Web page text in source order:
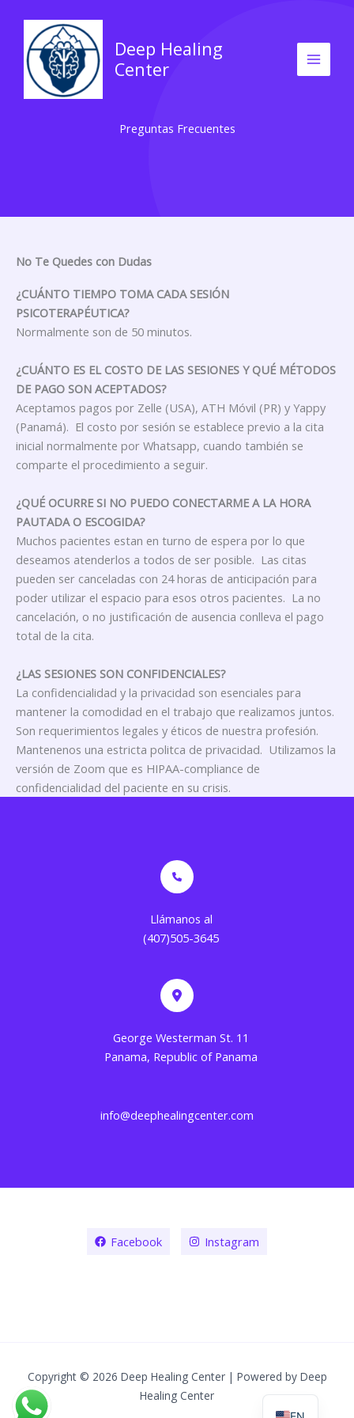
content
Deep Healing
Center
Preguntas Frecuentes
No Te Quedes con Dudas ​
¿CUÁNTO TIEMPO TOMA CADA SESIÓN
PSICOTERAPÉUTICA?
Normalmente son de 50 minutos.
¿CUÁNTO ES EL COSTO DE LAS SESIONES Y QUÉ MÉTODOS
DE PAGO SON ACEPTADOS?
Aceptamos pagos por Zelle (USA), ATH Móvil (PR) y Yappy
(Panamá). El costo por sesión se establece previo a la cita
inicial normalmente por Whatsapp, cuando también se
comparte el procedimiento a seguir.
¿QUÉ OCURRE SI NO PUEDO CONECTARME A LA HORA
PAUTADA O ESCOGIDA?
Muchos pacientes estan en turno de espera por lo que
deseamos atenderlos a todos de ser posible. Las citas
pueden ser canceladas con 24 horas de anticipación para
poder utilizar el espacio para esos otros pacientes. La no
cancelación, o no justificación de ausencia conlleva el pago
total de la cita.
¿LAS SESIONES SON CONFIDENCIALES?
La confidencialidad y la privacidad son esenciales para
mantener la comodidad en el trabajo que realizamos juntos.
Son requerimientos legales y éticos de nuestra profesión.
Mantenenos una estricta politca de privacidad. Utilizamos la
versión de Zoom que es HIPAA-compliance de
confidencialidad del paciente en su crisis.
Llámanos al
(407)505-3645
George Westerman St. 11
Panama, Republic of Panama
info@deephealingcenter.com
Facebook Instagram
Copyright © 2026 Deep Healing Center | Powered by Deep
Healing Center